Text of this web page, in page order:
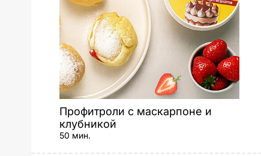
Профитроли с маскарпоне и
клубникой
50 мин.